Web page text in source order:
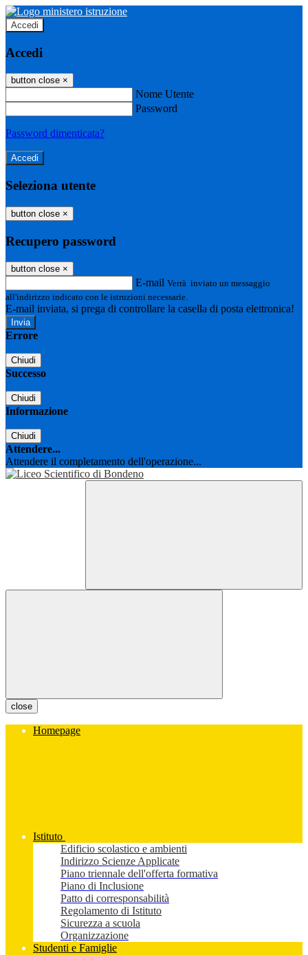
Accedi
Accedi
button close ×
Nome Utente
Password
Password dimenticata?
Seleziona utente
button close ×
Recupero password
button close ×
E-mail Verrà inviato un messaggio
all'indirizzo indicato con le istruzioni necessarie.
E-mail inviata, si prega di controllare la casella di posta elettronica!
Errore
Chiudi
Successo
Chiudi
Informazione
Chiudi
Attendere...
Attendere il completamento dell'operazione...
close
Homepage
Istituto
Edificio scolastico e ambienti
Indirizzo Scienze Applicate
Piano triennale dell'offerta formativa
Piano di Inclusione
Patto di corresponsabilità
Regolamento di Istituto
Sicurezza a scuola
Organizzazione
Studenti e Famiglie